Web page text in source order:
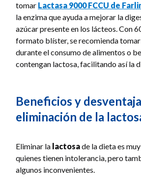
tomar Lactasa 9000 FCCU de
la enzima que ayuda a mejorar la
azúcar presente en los lácteos. Con
formato blíster, se recomienda
durante el consumo de alimentos o
contengan lactosa, facilitando así la
Beneficios y
eliminación de la
Eliminar la lactosade la dieta es
quienes tienen intolerancia, pero
algunos inconvenientes.